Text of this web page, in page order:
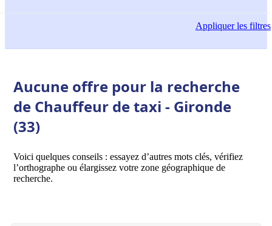
Appliquerles filtres
Aucune offre pour la recherche
de Chauffeur de taxi - Gironde
(33)
Voici quelques conseils : essayez d’autres mots clés, vérifiez
l’orthographe ou élargissez votre zone géographique de
recherche.